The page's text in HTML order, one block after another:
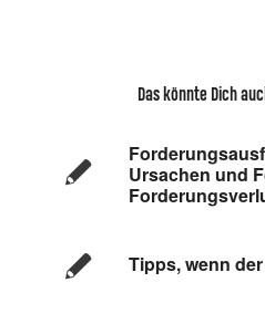
Das könnte Dich
Ursachen und
Tipps, wenn